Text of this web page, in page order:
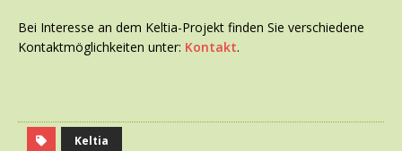
Bei Interesse an dem Keltia-Projekt finden Sie verschiedene
Kontaktmöglichkeiten unter: Kontakt.
Keltia